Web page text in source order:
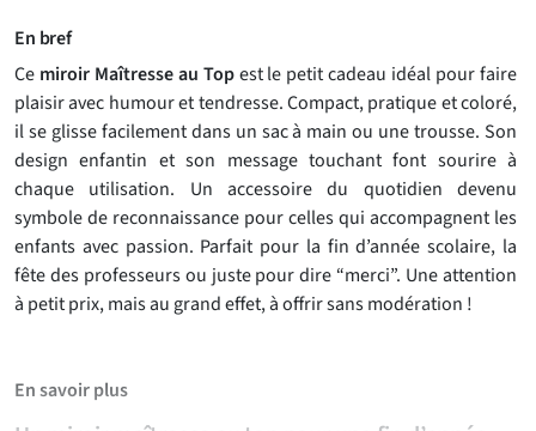
En bref
Ce miroir Maîtresse au Topest le petit cadeau idéal pour faire
plaisir avec humour et tendresse. Compact, pratique et coloré,
il se glisse facilement dans un sac à main ou une trousse. Son
design enfantin et son message touchant font sourire à
chaque utilisation. Un accessoire du quotidien devenu
symbole de reconnaissance pour celles qui accompagnent les
enfants avec passion. Parfait pour la fin d’année scolaire, la
fête des professeurs ou juste pour dire “merci”. Une attention
à petit prix, mais au grand effet, à offrir sans modération !
En savoir plus